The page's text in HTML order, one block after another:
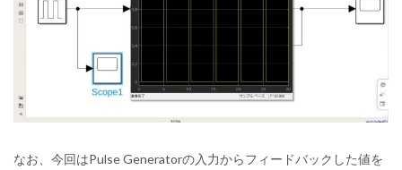
なお、今回はPulse Generatorの入力からフィードバックした値を